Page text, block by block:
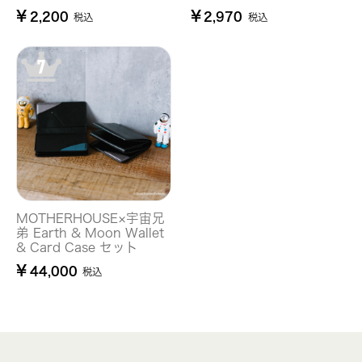
¥ 2,200 税込 ¥ 2,970 税込
MOTHERHOUSE×宇宙兄
弟 Earth & Moon Wallet
& Card Case セット
¥ 44,000 税込